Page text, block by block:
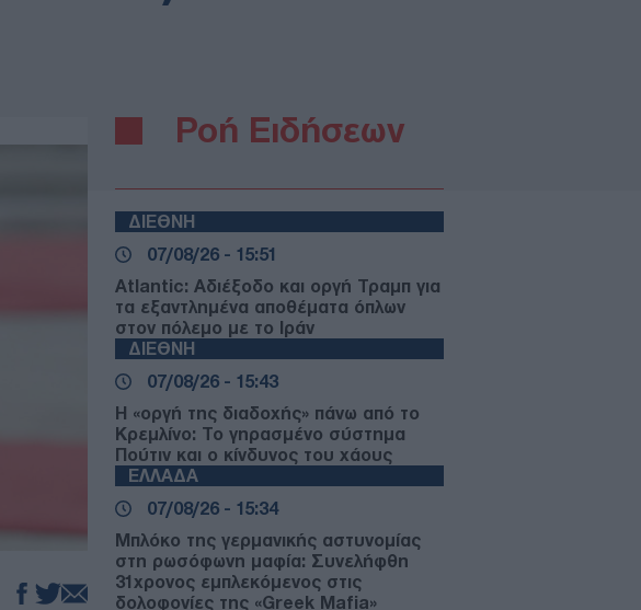
Ροή Ειδήσεων
ΔΙΕΘΝΗ
07/08/26 - 15:51
Atlantic: Αδιέξοδο και οργή Τραμπ για
τα εξαντλημένα αποθέματα όπλων
στον πόλεμο με το Ιράν
ΔΙΕΘΝΗ
07/08/26 - 15:43
Η «οργή της διαδοχής» πάνω από το
Κρεμλίνο: Το γηρασμένο σύστημα
Πούτιν και ο κίνδυνος του χάους
ΕΛΛΑΔΑ
07/08/26 - 15:34
Μπλόκο της γερμανικής αστυνομίας
στη ρωσόφωνη μαφία: Συνελήφθη
31χρονος εμπλεκόμενος στις
δολοφονίες της «Greek Mafia»